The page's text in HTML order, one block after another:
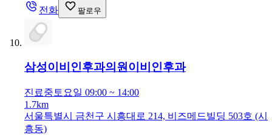
전화 팔로우
삼성이비인후과의원이비인후과
진료중 토요일 09:00 ~ 14:00
1.7km
서울특별시 금천구 시흥대로 214, 비즈메드빌딩 503호 (시
흥동)